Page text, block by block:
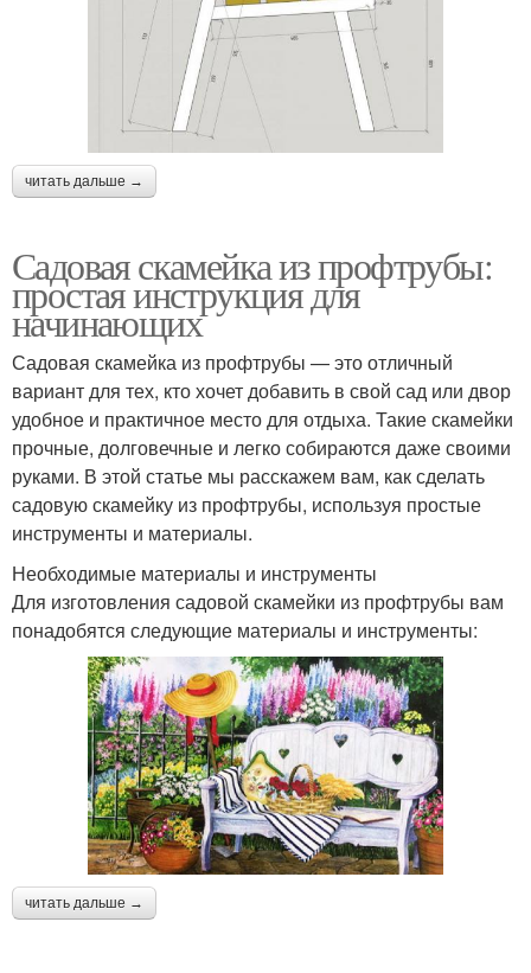
читать дальше →
Садовая скамейка из профтрубы:
простая инструкция для
начинающих
Садовая скамейка из профтрубы — это отличный
вариант для тех, кто хочет добавить в свой сад или двор
удобное и практичное место для отдыха. Такие скамейки
прочные, долговечные и легко собираются даже своими
руками. В этой статье мы расскажем вам, как сделать
садовую скамейку из профтрубы, используя простые
инструменты и материалы.
Необходимые материалы и инструменты
Для изготовления садовой скамейки из профтрубы вам
понадобятся следующие материалы и инструменты:
читать дальше →